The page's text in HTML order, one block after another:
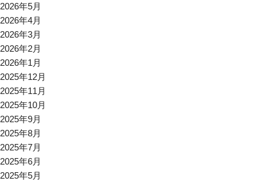
2026年5月
2026年4月
2026年3月
2026年2月
2026年1月
2025年12月
2025年11月
2025年10月
2025年9月
2025年8月
2025年7月
2025年6月
2025年5月